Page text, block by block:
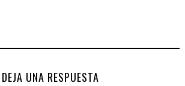
DEJA UNA RESPUESTA